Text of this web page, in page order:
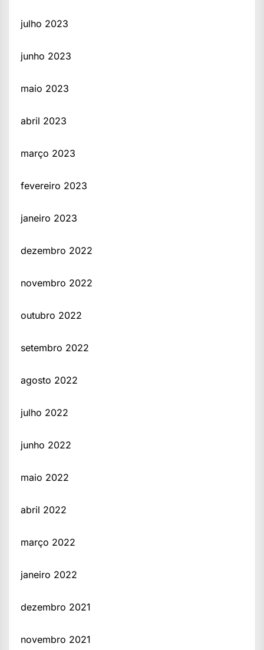
julho 2023
junho 2023
maio 2023
abril 2023
março 2023
fevereiro 2023
janeiro 2023
dezembro 2022
novembro 2022
outubro 2022
setembro 2022
agosto 2022
julho 2022
junho 2022
maio 2022
abril 2022
março 2022
janeiro 2022
dezembro 2021
novembro 2021